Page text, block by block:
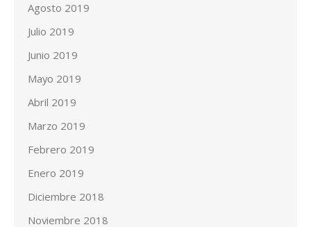
Agosto 2019
Julio 2019
Junio 2019
Mayo 2019
Abril 2019
Marzo 2019
Febrero 2019
Enero 2019
Diciembre 2018
Noviembre 2018